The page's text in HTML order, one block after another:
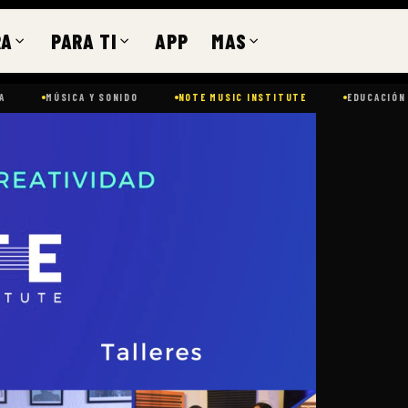
PARA TI APP MAS
Y SONIDO NOTE MUSIC INSTITUTE EDUCACIÓN